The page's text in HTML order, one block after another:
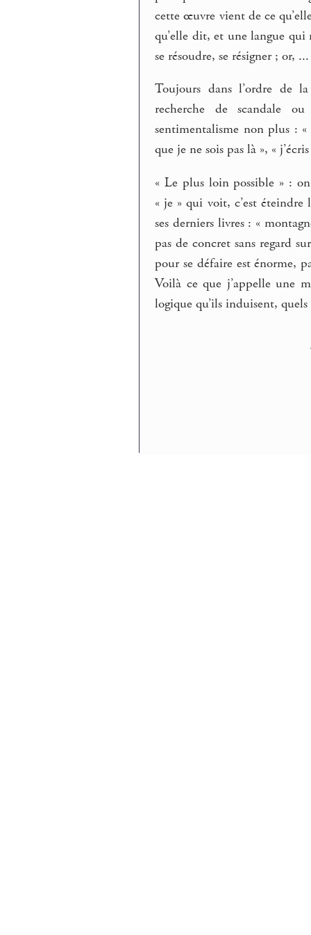
cette œuvre vient de ce
qu’elle dit, et une langue qui
se résoudre, se résigner ; or,
Toujours dans l’ordre de
recherche de scandale
sentimentalisme non plus :
que je ne sois pas là », «
« Le plus loin possible » :
« je » qui voit, c’est
ses derniers livres : «
pas de concret sans regard
pour se défaire est énorme,
Voilà ce que j’appelle une
logique qu’ils induisent,